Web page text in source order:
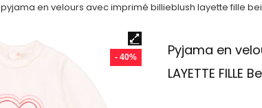
pyjama en velours avec imprimé billieblush layette fille
- 40%
Pyjama en
LAYETTE FILLE